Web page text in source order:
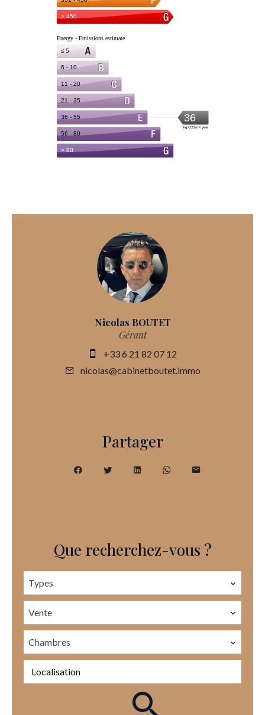
Nicolas BOUTET
Gérant
+33 6 21 82 07 12
nicolas@cabinetboutet.immo
Partager
Que recherchez-vous ?
Types
Vente
Chambres
Localisation